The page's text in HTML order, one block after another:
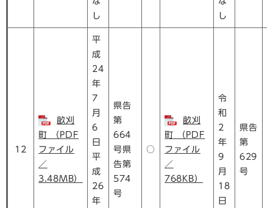
し
し
12
畝刈
町 （PDF
ファイル
／
3.48MB）
平
成
24
年
7
月
6
日
平
成
26
年
県告
第
664
号県
告第
574
号
○
畝刈
町 （PDF
ファイル
／
768KB）
令
和
2
年
9
月
18
日
県告
第
629
号